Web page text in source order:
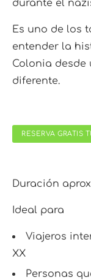
durante el
Es uno de los
entender la
Colonia desde
diferente.
RESERVA GRATIS
Duración
Ideal para
Viajeros
XX
Personas